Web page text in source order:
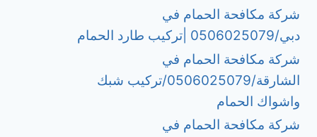
شركة مكافحة الحمام في
دبي/0506025079 |تركيب طارد الحمام
شركة مكافحة الحمام في
الشارقة/0506025079/تركيب شبك
واشواك الحمام
شركة مكافحة الحمام في